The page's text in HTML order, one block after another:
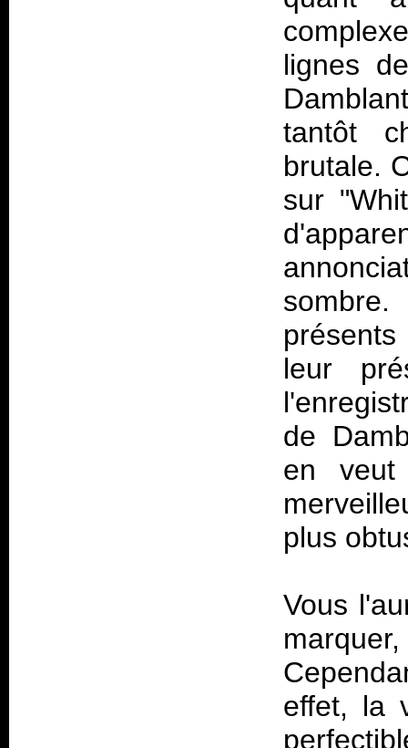
lignes
tantôt
brutale.
sur
leur
de
en veut
plus
Vous
effet, la